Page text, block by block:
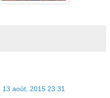
13 août, 2015 23:31